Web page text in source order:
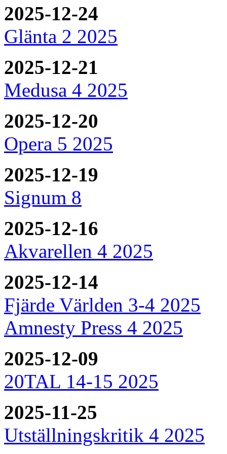
2025-12-24
Glänta 2 2025
2025-12-21
Medusa 4 2025
2025-12-20
Opera 5 2025
2025-12-19
Signum 8
2025-12-16
Akvarellen 4 2025
2025-12-14
Fjärde Världen 3-4 2025
Amnesty Press 4 2025
2025-12-09
20TAL 14-15 2025
2025-11-25
Utställningskritik 4 2025